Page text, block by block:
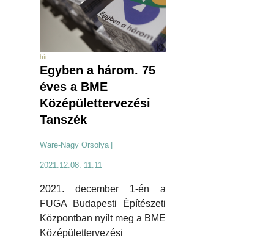
hír
Egyben a három. 75
éves a BME
Középülettervezési
Tanszék
Ware-Nagy Orsolya
2021.12.08. 11:11
2021. december 1-én a
FUGA Budapesti Építészeti
Központban nyílt meg a BME
Középülettervezési